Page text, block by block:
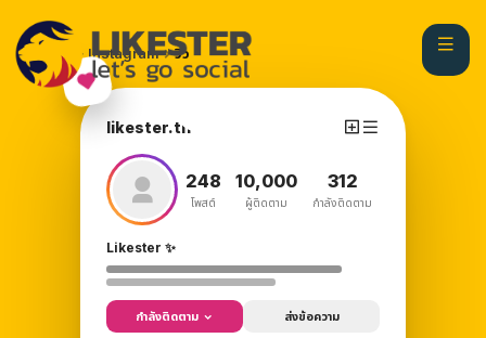
หน้าแรก Instagram วิว
likester.th
248
โพสต์
10,000
ผู้ติดตาม
312
กำลังติดตาม
Likester ✨
กำลังติดตาม ส่งข้อความ